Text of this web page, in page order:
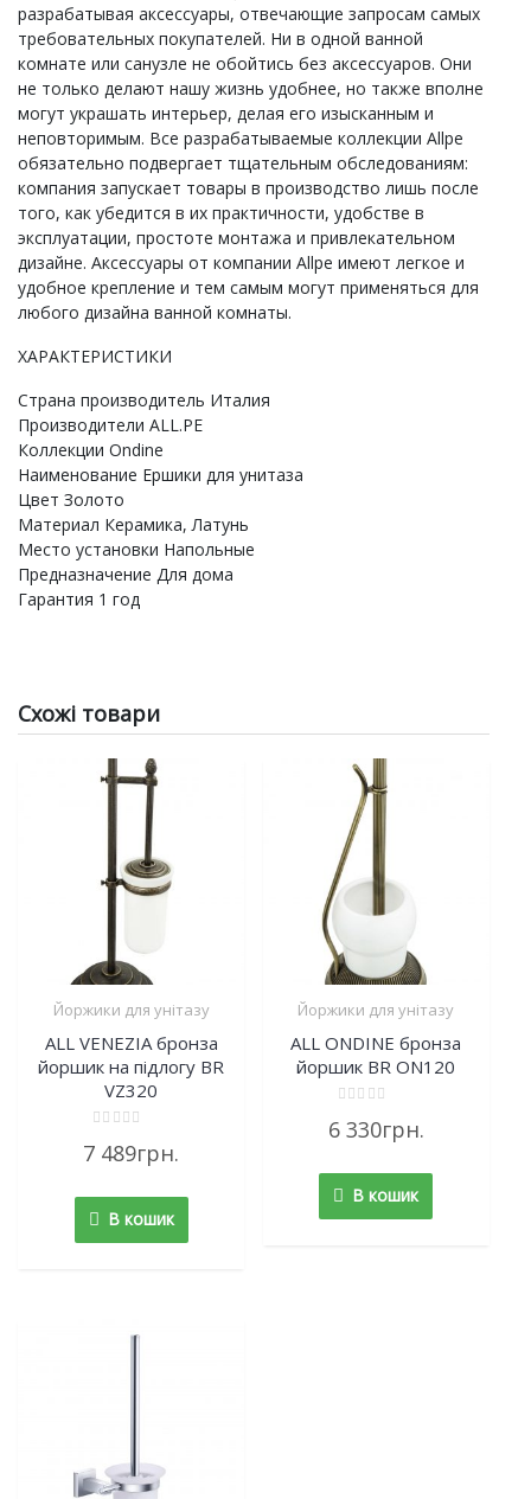
разрабатывая аксессуары, отвечающие запросам самых
требовательных покупателей. Ни в одной ванной
комнате или санузле не обойтись без аксессуаров. Они
не только делают нашу жизнь удобнее, но также вполне
могут украшать интерьер, делая его изысканным и
неповторимым. Все разрабатываемые коллекции Allpe
обязательно подвергает тщательным обследованиям:
компания запускает товары в производство лишь после
того, как убедится в их практичности, удобстве в
эксплуатации, простоте монтажа и привлекательном
дизайне. Аксессуары от компании Allpe имеют легкое и
удобное крепление и тем самым могут применяться для
любого дизайна ванной комнаты.
ХАРАКТЕРИСТИКИ
Cтрана производитель Италия
Производители ALL.PE
Коллекции Ondine
Наименование Ершики для унитаза
Цвет Золото
Материал Керамика, Латунь
Место установки Напольные
Предназначение Для дома
Гарантия 1 год
Схожі товари
Йоржики для унітазу
ALL VENEZIA бронза
йоршик на підлогу BR
VZ320
0
5
7 489грн.
В кошик
Йоржики для унітазу
ALL ONDINE бронза
йоршик BR ON120
0
5
6 330грн.
В кошик